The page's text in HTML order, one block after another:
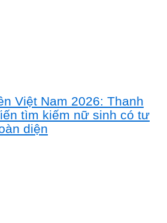
Việt Nam 2026: Thanh
tìm kiếm nữ sinh có tư
diện